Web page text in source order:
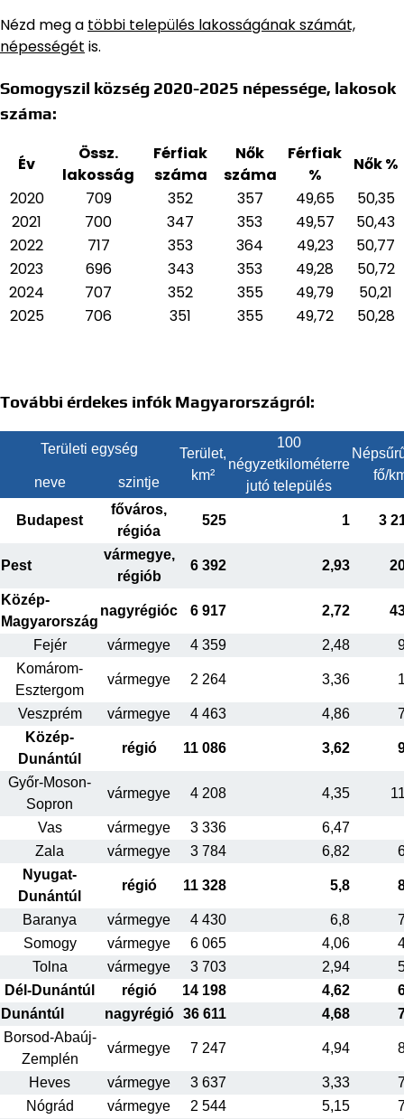
Nézd meg a többi település lakosságának számát,
népességét is.
Somogyszil község 2020-2025 népessége, lakosok
száma:
Év
Össz.
lakosság
Férfiak
száma
Nők
száma
Férfiak
%
Nők %
2020
709 352 357 49,65
50,35
2021
700 347 353 49,57
50,43
2022
717 353 364 49,23
50,77
2023
696 343 353 49,28
50,72
2024
707 352 355 49,79
50,21
2025
706 351 355 49,72 50,28
További érdekes infók Magyarországról:
Területi egység
Terület,
km²
100
négyzetkilométerre
jutó település
fő/
neve szintje
Budapest
főváros,
régióa
525 1 3
Pest
vármegye,
régiób
6 392 2,93
Közép-
Magyarország
nagyrégióc 6 917 2,72
Fejér vármegye 4 359 2,48
Komárom-
Esztergom
vármegye 2 264 3,36
Veszprém vármegye 4 463 4,86
Közép-
Dunántúl
régió 11 086 3,62
Győr-Moson-
Sopron
vármegye 4 208 4,35
Vas vármegye 3 336
6,47
Zala
vármegye 3 784 6,82
Nyugat-
Dunántúl
régió 11 328 5,8
Baranya vármegye 4 430 6,8
Somogy
vármegye 6 065 4,06
Tolna
vármegye 3 703 2,94
Dél-Dunántúl
régió 14 198 4,62
Dunántúl
nagyrégió 36 611 4,68
Borsod-Abaúj-
Zemplén
vármegye 7 247 4,94
Heves vármegye 3 637 3,33
Nógrád
vármegye 2 544 5,15